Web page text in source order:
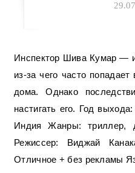
Инспектор Шива Кумар — импульсивный полицейский,
из-за чего часто
дома. Однако
настигать его. Год
Индия Жанры: триллер,
Режиссер: Виджай
Отличное + без рекламы